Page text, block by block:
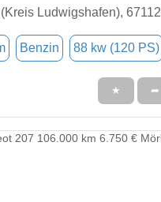
Ludwigshafen), 67112
Benzin 88 kw (120 PS)
★ ➦